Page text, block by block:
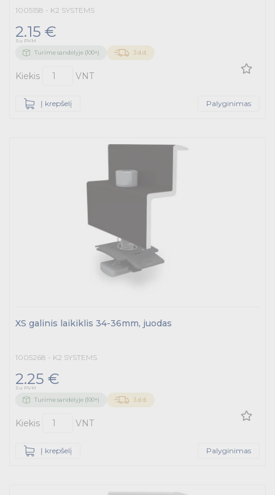
1005158 - K2 SYSTEMS
2.15 €
Su PVM
Turime sandėlyje (100+) 3 d.d.
Kiekis VNT
Į krepšelį Palyginimas
XS galinis laikiklis 34-36mm, juodas
1005268 - K2 SYSTEMS
2.25 €
Su PVM
Turime sandėlyje (100+) 3 d.d.
Kiekis VNT
Į krepšelį Palyginimas